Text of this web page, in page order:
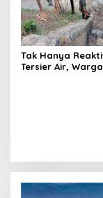
Tak Hanya
Tersier Air,